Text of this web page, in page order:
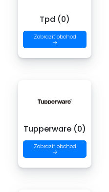
Tpd (0)
Zobraziť obchod
→
Tupperware (0)
Zobraziť obchod
→